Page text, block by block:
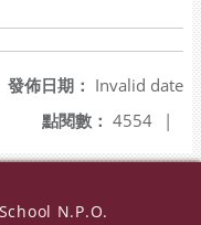
發佈日期： Invalid date
點閱數： 4554 |
N.P.O.